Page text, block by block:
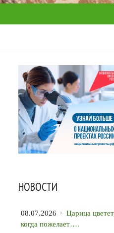
НОВОСТИ
08.07.2026
Царица
когда пожелает….